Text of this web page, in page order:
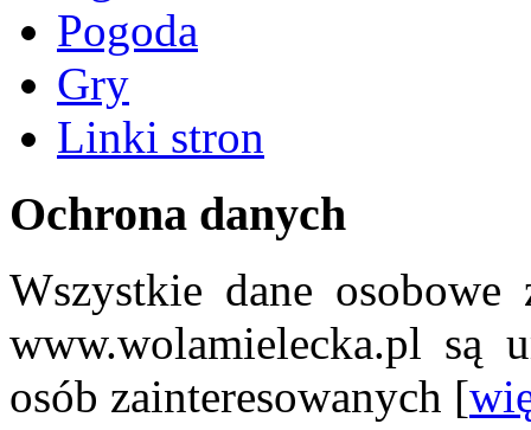
Pogoda
Gry
Linki stron
Ochrona danych
Wszystkie dane osobowe
www.wolamielecka.pl są
osób zainteresowanych [